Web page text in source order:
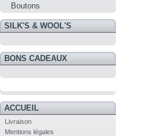
Boutons
SILK'S & WOOL'S
BONS CADEAUX
ACCUEIL
Livraison
Mentions légales